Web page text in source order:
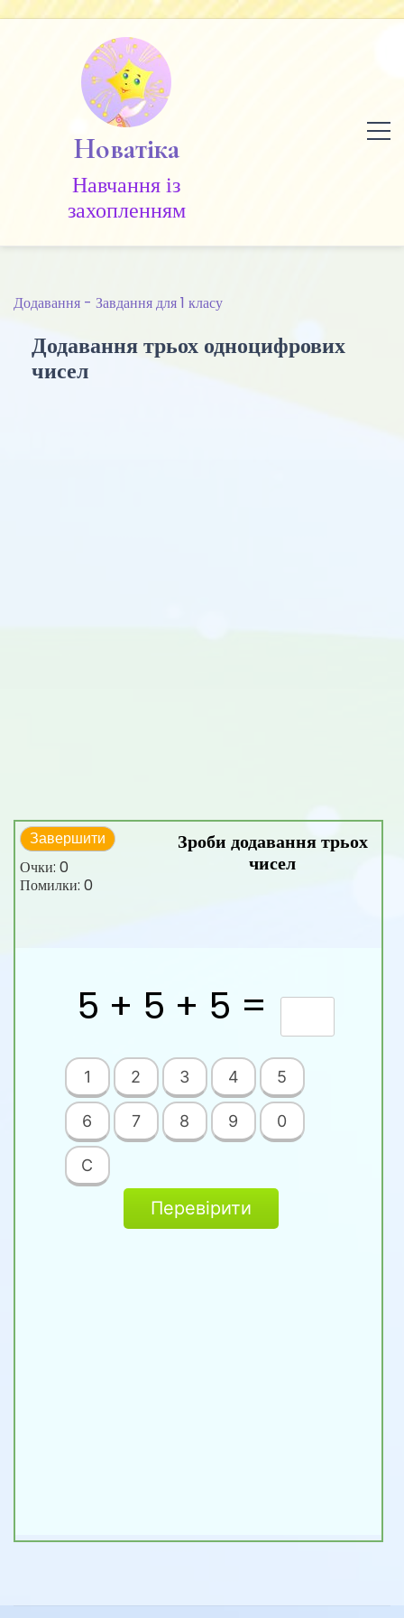
Новатіка
Навчання із
захопленням
Додавання - Завдання для 1 класу
Додавання трьох одноцифрових
чисел
Завершити
Очки: 0
Помилки: 0
Зроби додавання трьох
чисел
5 + 5 + 5 =
1 2 3 4 5
6 7 8 9 0
C
Перевірити